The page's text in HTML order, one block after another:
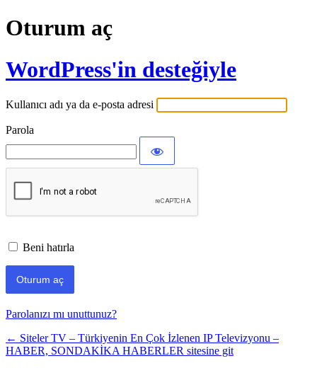
Oturum aç
WordPress'in desteğiyle
Kullanıcı adı ya da e-posta adresi
Parola
Beni hatırla
Parolanızı mı unuttunuz?
← Siteler TV – Türkiyenin En Çok İzlenen IP Televizyonu –
HABER, SONDAKİKA HABERLER sitesine git